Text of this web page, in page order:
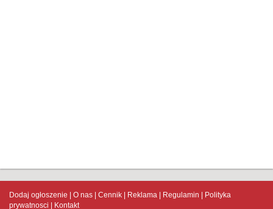
Dodaj ogłoszenie O nas Cennik Reklama Regulamin
Polityka
prywatnosci
Kontakt